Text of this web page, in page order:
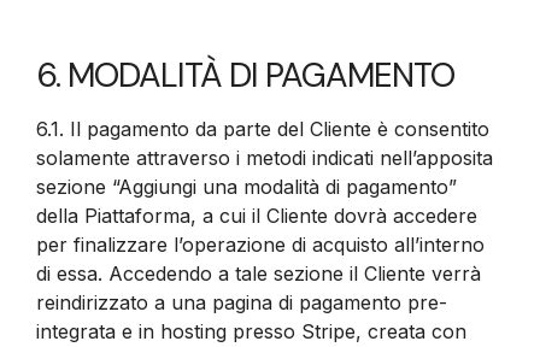
6. MODALITÀ DI PAGAMENTO
6.1. Il pagamento da parte del Cliente è consentito
solamente attraverso i metodi indicati nell’apposita
sezione “Aggiungi una modalità di pagamento”
della Piattaforma, a cui il Cliente dovrà accedere
per finalizzare l’operazione di acquisto all’interno
di essa. Accedendo a tale sezione il Cliente verrà
reindirizzato a una pagina di pagamento pre-
integrata e in hosting presso Stripe, creata con